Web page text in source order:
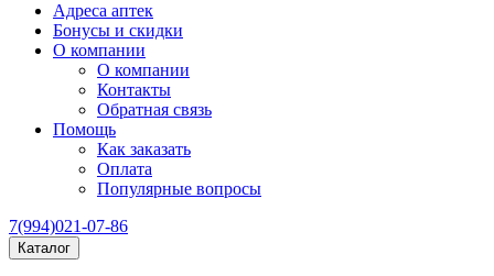
Адреса аптек
Бонусы и скидки
О компании
О компании
Контакты
Обратная связь
Помощь
Как заказать
Оплата
Популярные вопросы
7(994)021-07-86
Каталог